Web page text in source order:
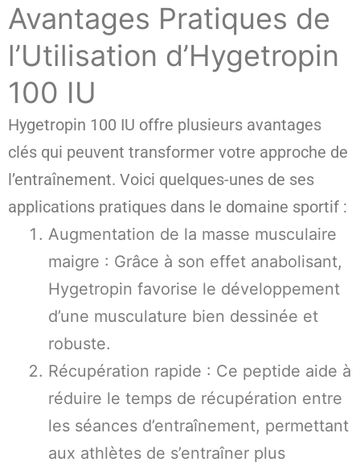
Avantages Pratiques de
l’Utilisation d’Hygetropin
100 IU
Hygetropin 100 IU offre plusieurs avantages
clés qui peuvent transformer votre approche de
l’entraînement. Voici quelques-unes de ses
applications pratiques dans le domaine sportif :
Augmentation de la masse musculaire
maigre : Grâce à son effet anabolisant,
Hygetropin favorise le développement
d’une musculature bien dessinée et
robuste.
Récupération rapide : Ce peptide aide à
réduire le temps de récupération entre
les séances d’entraînement, permettant
aux athlètes de s’entraîner plus